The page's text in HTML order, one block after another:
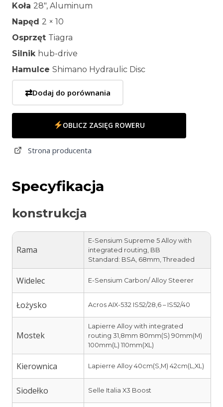
Koła 28″, Aluminum
Napęd 2 × 10
Osprzęt Tiagra
Silnik hub-drive
Hamulce Shimano Hydraulic Disc
⇄Dodaj do porównania
OBLICZ ZASIĘG ROWERU
Strona producenta
Specyfikacja
konstrukcja
Rama
E-Sensium Supreme 5 Alloy with
integrated routing, BB
Standard: BSA, 68mm, Threaded
Widelec E-Sensium Carbon/ Alloy Steerer
Łożysko Acros AIX-532 IS52/28,6 – IS52/40
Mostek
Lapierre Alloy with integrated
routing 31,8mm 80mm(S) 90mm(M)
100mm(L) 110mm(XL)
Kierownica Lapierre Alloy 40cm(S,M) 42cm(L,XL)
Siodełko Selle Italia X3 Boost